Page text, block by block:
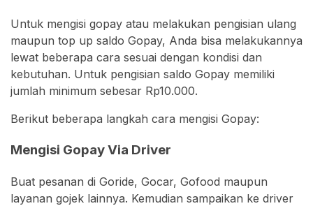
Untuk mengisi gopay atau melakukan pengisian ulang
maupun top up saldo Gopay, Anda bisa melakukannya
lewat beberapa cara sesuai dengan kondisi dan
kebutuhan. Untuk pengisian saldo Gopay memiliki
jumlah minimum sebesar Rp10.000.
Berikut beberapa langkah cara mengisi Gopay:
Mengisi Gopay Via Driver
Buat pesanan di Goride, Gocar, Gofood maupun
layanan gojek lainnya. Kemudian sampaikan ke driver